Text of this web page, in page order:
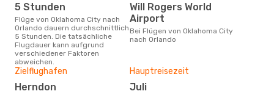
5 Stunden
Flüge von Oklahoma City nach
Orlando dauern durchschnittlich
5 Stunden. Die tatsächliche
Flugdauer kann aufgrund
verschiedener Faktoren
abweichen.
Will Rogers World
Airport
Bei Flügen von Oklahoma City
nach Orlando
Zielflughafen
Herndon
Hauptreisezeit
Juli